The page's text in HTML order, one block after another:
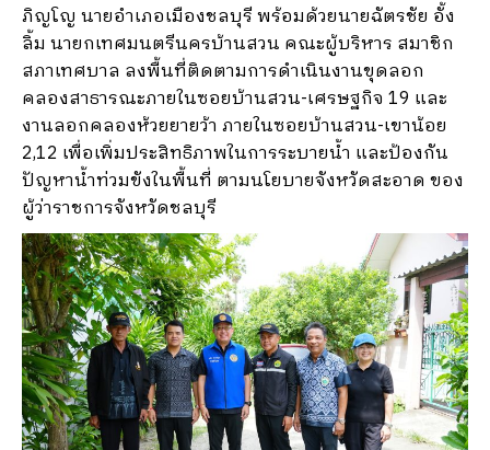
ภิญโญ นายอำเภอเมืองชลบุรี พร้อมด้วยนายฉัตรชัย อั้ง
ลิ้ม นายกเทศมนตรีนครบ้านสวน คณะผู้บริหาร สมาชิก
สภาเทศบาล ลงพื้นที่ติดตามการดำเนินงานขุดลอก
คลองสาธารณะภายในซอยบ้านสวน-เศรษฐกิจ 19 และ
งานลอกคลองห้วยยายว้า ภายในซอยบ้านสวน-เขาน้อย
2,12 เพื่อเพิ่มประสิทธิภาพในการระบายน้ำ และป้องกัน
ปัญหาน้ำท่วมขังในพื้นที่ ตามนโยบายจังหวัดสะอาด ของ
ผู้ว่าราชการจังหวัดชลบุรี